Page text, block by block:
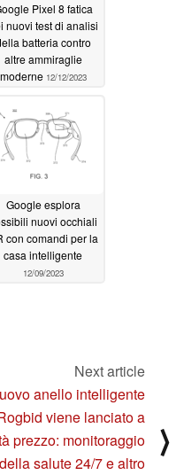
Pixel 8 fatica
nuovi test di analisi
batteria contro
altre ammiraglie
moderne 12/12/2023
Google esplora
nuovi occhiali
con comandi per la
casa intelligente
12/09/2023
Next article
anello intelligente
viene lanciato a
prezzo: monitoraggio
della salute 24/7 e altro
⟩